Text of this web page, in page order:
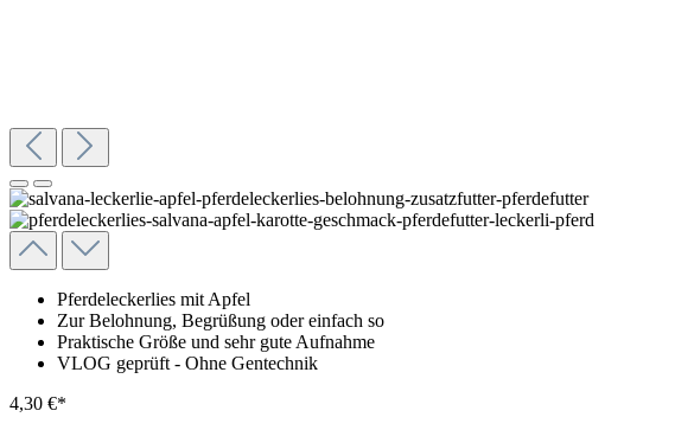
Pferdeleckerlies mit Apfel
Zur Belohnung, Begrüßung oder einfach so
Praktische Größe und sehr gute Aufnahme
VLOG geprüft - Ohne Gentechnik
4,30 €*